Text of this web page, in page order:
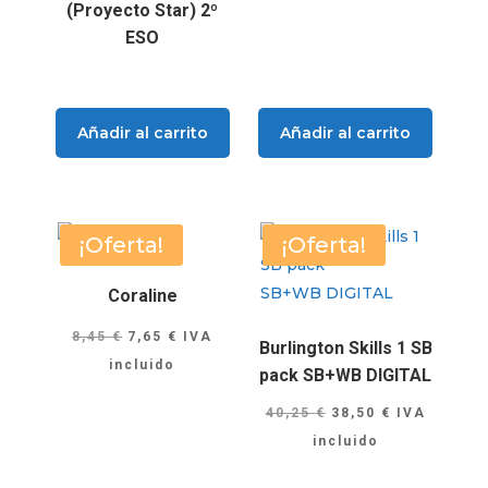
(Proyecto Star) 2º
ESO
Añadir al carrito Añadir al carrito
¡Oferta!
Coraline
8,45€ El
precio
7,65 € ElIVA
incluido
¡Oferta!
Burlington Skills 1 SB
pack SB+WB DIGITAL
40,25€ El
precio
38,50 € ElIVA
incluido